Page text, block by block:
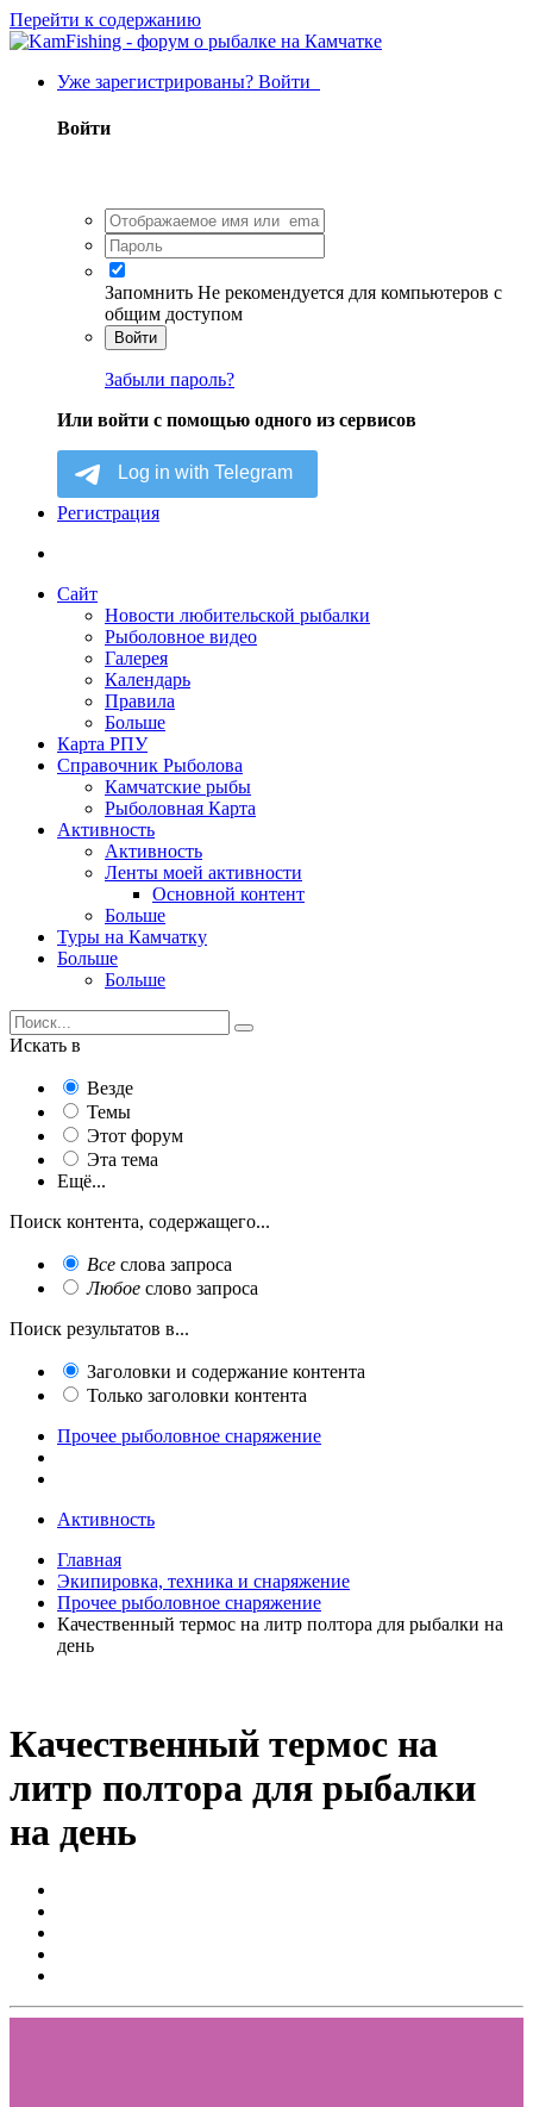
Перейти к содержанию
Уже зарегистрированы? Войти
Войти
Запомнить Не рекомендуется для компьютеров с
общим доступом
Войти
Забыли пароль?
Или войти с помощью одного из сервисов
Регистрация
Сайт
Новости любительской рыбалки
Рыболовное видео
Галерея
Календарь
Правила
Больше
Карта РПУ
Справочник Рыболова
Камчатские рыбы
Рыболовная Карта
Активность
Активность
Ленты моей активности
Основной контент
Больше
Туры на Камчатку
Больше
Больше
Искать в
Везде
Темы
Этот форум
Эта тема
Ещё...
Поиск контента, содержащего...
Все слова запроса
Любое слово запроса
Поиск результатов в...
Заголовки и содержание контента
Только заголовки контента
Прочее рыболовное снаряжение
Активность
Главная
Экипировка, техника и снаряжение
Прочее рыболовное снаряжение
Качественный термос на литр полтора для рыбалки на
день
Качественный термос на
литр полтора для рыбалки
на день